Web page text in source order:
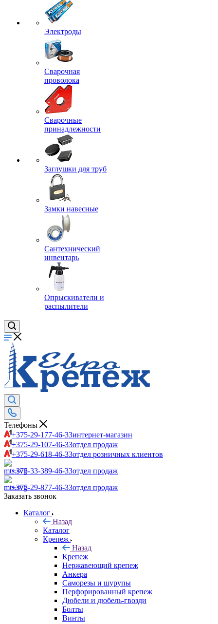
Электроды
Сварочная
проволока
Сварочные
принадлежности
Заглушки для труб
Замки навесные
Сантехнический
инвентарь
Опрыскиватели и
распылители
Телефоны
+375-29-177-46-33интернет-магазин
+375-29-107-46-33отдел продаж
+375-29-618-46-33отдел розничных клиентов
+375-33-389-46-33отдел продаж
+375-29-877-46-33отдел продаж
Заказать звонок
Каталог
Назад
Каталог
Крепеж
Назад
Крепеж
Нержавеющий крепеж
Анкера
Саморезы и шурупы
Перфорированный крепеж
Дюбели и дюбель-гвозди
Болты
Винты